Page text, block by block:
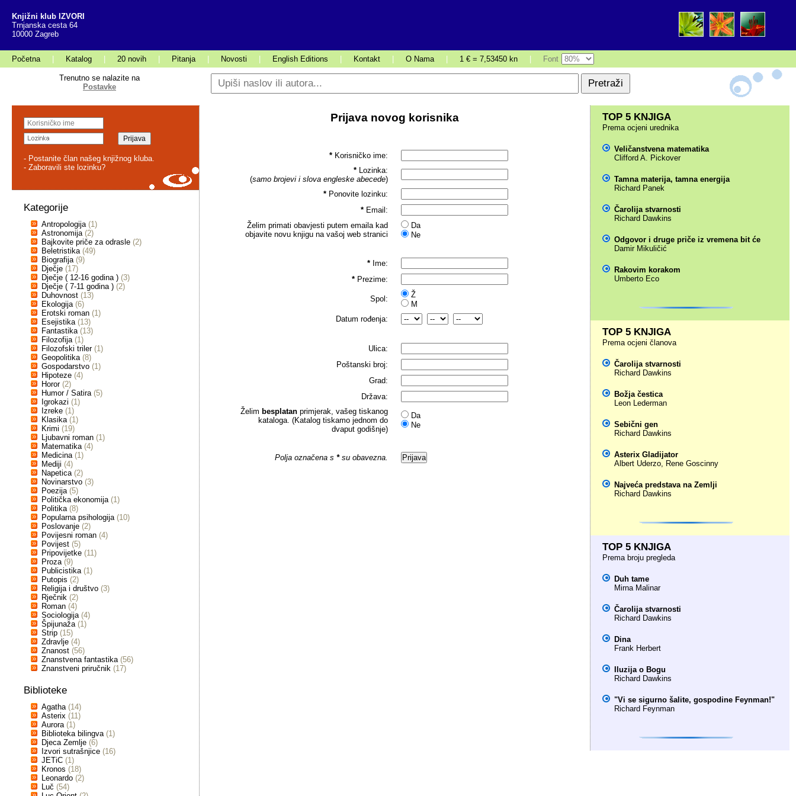
Knjižni klub IZVORI
Trnjanska cesta 64
10000 Zagreb
Početna Katalog 20 novih Pitanja Novosti English Editions Kontakt O Nama 1 € = 7,53450 kn Font
Trenutno se nalazite na
Postavke
- Postanite član našeg knjižnog kluba.
- Zaboravili ste lozinku?
Kategorije
Antropologija (1)
Astronomija (2)
Bajkovite priče za odrasle (2)
Beletristika (49)
Biografija (9)
Dječje (17)
Dječje ( 12-16 godina ) (3)
Dječje ( 7-11 godina ) (2)
Duhovnost (13)
Ekologija (6)
Erotski roman (1)
Esejistika (13)
Fantastika (13)
Filozofija (1)
Filozofski triler (1)
Geopolitika (8)
Gospodarstvo (1)
Hipoteze (4)
Horor (2)
Humor / Satira (5)
Igrokazi (1)
Izreke (1)
Klasika (1)
Krimi (19)
Ljubavni roman (1)
Matematika (4)
Medicina (1)
Mediji (4)
Napetica (2)
Novinarstvo (3)
Poezija (5)
Politička ekonomija (1)
Politika (8)
Popularna psihologija (10)
Poslovanje (2)
Povijesni roman (4)
Povijest (5)
Pripovijetke (11)
Proza (9)
Publicistika (1)
Putopis (2)
Religija i društvo (3)
Rječnik (2)
Roman (4)
Sociologija (4)
Špijunaža (1)
Strip (15)
Zdravlje (4)
Znanost (56)
Znanstvena fantastika (56)
Znanstveni priručnik (17)
Biblioteke
Agatha (14)
Asterix (11)
Aurora (1)
Biblioteka bilingva (1)
Djeca Zemlje (6)
Izvori sutrašnjice (16)
JETiC (1)
Kronos (18)
Leonardo (2)
Luč (54)
Prijava novog korisnika
* Korisničko ime:
* Lozinka:
(samo brojevi i slova engleske abecede)
* Ponovite lozinku:
* Email:
Želim primati obavjesti putem emaila kad
objavite novu knjigu na vašoj web stranici
Da
Ne
* Ime:
* Prezime:
Spol:
Ž
M
Datum rođenja:
Ulica:
Poštanski broj:
Grad:
Država:
Želim besplatan primjerak, vašeg tiskanog
kataloga. (Katalog tiskamo jednom do
dvaput godišnje)
Da
Ne
Polja označena s*su obavezna.
TOP 5 KNJIGA
Prema ocjeni urednika
Veličanstvena matematika
Clifford A. Pickover
Tamna materija, tamna energija
Richard Panek
Čarolija stvarnosti
Richard Dawkins
Odgovor i druge priče iz vremena bit će
Damir Mikuličić
Rakovim korakom
Umberto Eco
TOP 5 KNJIGA
Prema ocjeni članova
Čarolija stvarnosti
Richard Dawkins
Božja čestica
Leon Lederman
Sebični gen
Richard Dawkins
Asterix Gladijator
Albert Uderzo, Rene Goscinny
Najveća predstava na Zemlji
Richard Dawkins
TOP 5 KNJIGA
Prema broju pregleda
Duh tame
Mirna Malinar
Čarolija stvarnosti
Richard Dawkins
Dina
Frank Herbert
Iluzija o Bogu
Richard Dawkins
"Vi se sigurno šalite, gospodine Feynman!"
Richard Feynman